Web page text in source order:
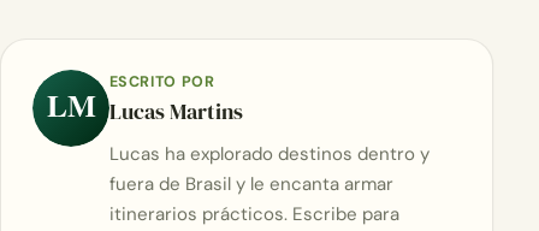
LM
ESCRITO POR
Lucas Martins
Lucas ha explorado destinos dentro y
fuera de Brasil y le encanta armar
itinerarios prácticos. Escribe para